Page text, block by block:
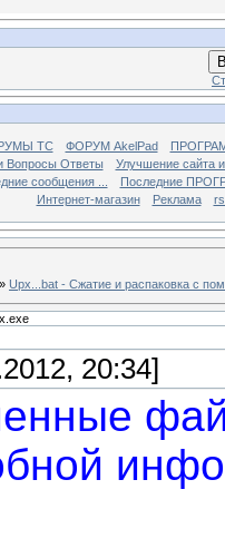
TC ФОРУМ AkelPad
Вопросы Ответы
Улучшение сайта
сообщения ...
Последние
Интернет-магазин
Реклама
» Upx...bat - Сжатие и распаковка с
20:34]